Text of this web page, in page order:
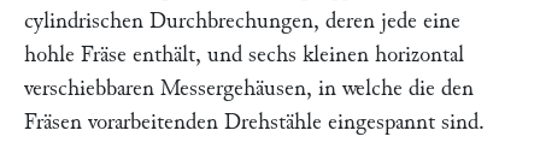
cylindrischen Durchbrechungen, deren jede eine
hohle Fräse enthält, und sechs kleinen horizontal
verschiebbaren Messergehäusen, in welche die den
Fräsen vorarbeitenden Drehstähle eingespannt sind.